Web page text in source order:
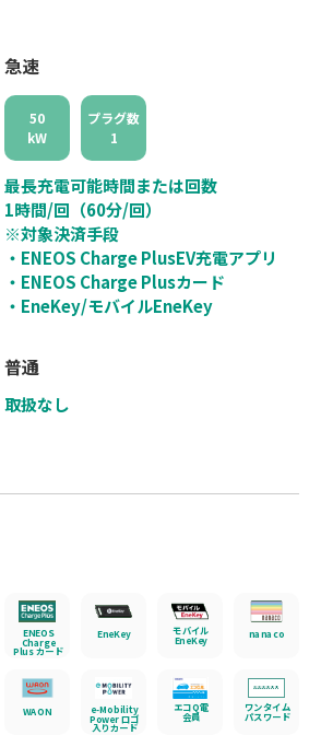
急速
50
kW
プラグ数
1
最長充電可能時間または回数
1時間/回（60分/回）
※対象決済手段
・ENEOS Charge PlusEV充電アプリ
・ENEOS Charge Plusカード
・EneKey/モバイルEneKey
普通
取扱なし
ENEOS
Charge
Plus カード
EneKey モバイル
EneKey nanaco
WAON e-Mobility
Power ロゴ
入りカード
エコQ電
会員
ワンタイム
パスワード